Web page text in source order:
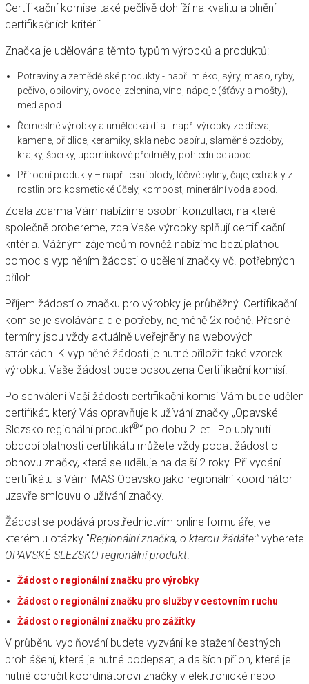
Certifikační komise také pečlivě dohlíží na kvalitu a plnění
certifikačních kritérií.
Značka je udělována těmto typům výrobků a produktů:
Potraviny a zemědělské produkty - např. mléko, sýry, maso, ryby,
pečivo, obiloviny, ovoce, zelenina, víno, nápoje (šťávy a mošty),
med apod.
Řemeslné výrobky a umělecká díla - např. výrobky ze dřeva,
kamene, břidlice, keramiky, skla nebo papíru, slaměné ozdoby,
krajky, šperky, upomínkové předměty, pohlednice apod.
Přírodní produkty – např. lesní plody, léčivé byliny, čaje, extrakty z
rostlin pro kosmetické účely, kompost, minerální voda apod.
Zcela zdarma Vám nabízíme osobní konzultaci, na které
společně probereme, zda Vaše výrobky splňují certifikační
kritéria. Vážným zájemcům rovněž nabízíme bezúplatnou
pomoc s vyplněním žádosti o udělení značky vč. potřebných
příloh.
Příjem žádostí o značku pro výrobky je průběžný. Certifikační
komise je svolávána dle potřeby, nejméně 2x ročně. Přesné
termíny jsou vždy aktuálně uveřejněny na webových
stránkách. K vyplněné žádosti je nutné přiložit také vzorek
výrobku. Vaše žádost bude posouzena Certifikační komisí.
Po schválení Vaší žádosti certifikační komisí Vám bude udělen
certifikát, který Vás opravňuje k užívání značky „Opavské
Slezsko regionální produkt®“ po dobu 2 let. Po uplynutí
období platnosti certifikátu můžete vždy podat žádost o
obnovu značky, která se uděluje na další 2 roky. Při vydání
certifikátu s Vámi MAS Opavsko jako regionální koordinátor
uzavře smlouvu o užívání značky.
Žádost se podává prostřednictvím online formuláře, ve
kterém u otázky "Regionální značka, o kterou žádáte:"vyberete
OPAVSKÉ-SLEZSKO regionální produkt.
Žádost o regionální značku pro výrobky
Žádost o regionální značku pro služby v cestovním ruchu
Žádost o regionální značku pro zážitky
V průběhu vyplňování budete vyzváni ke stažení čestných
prohlášení, která je nutné podepsat, a dalších příloh, které je
nutné doručit koordinátorovi značky v elektronické nebo